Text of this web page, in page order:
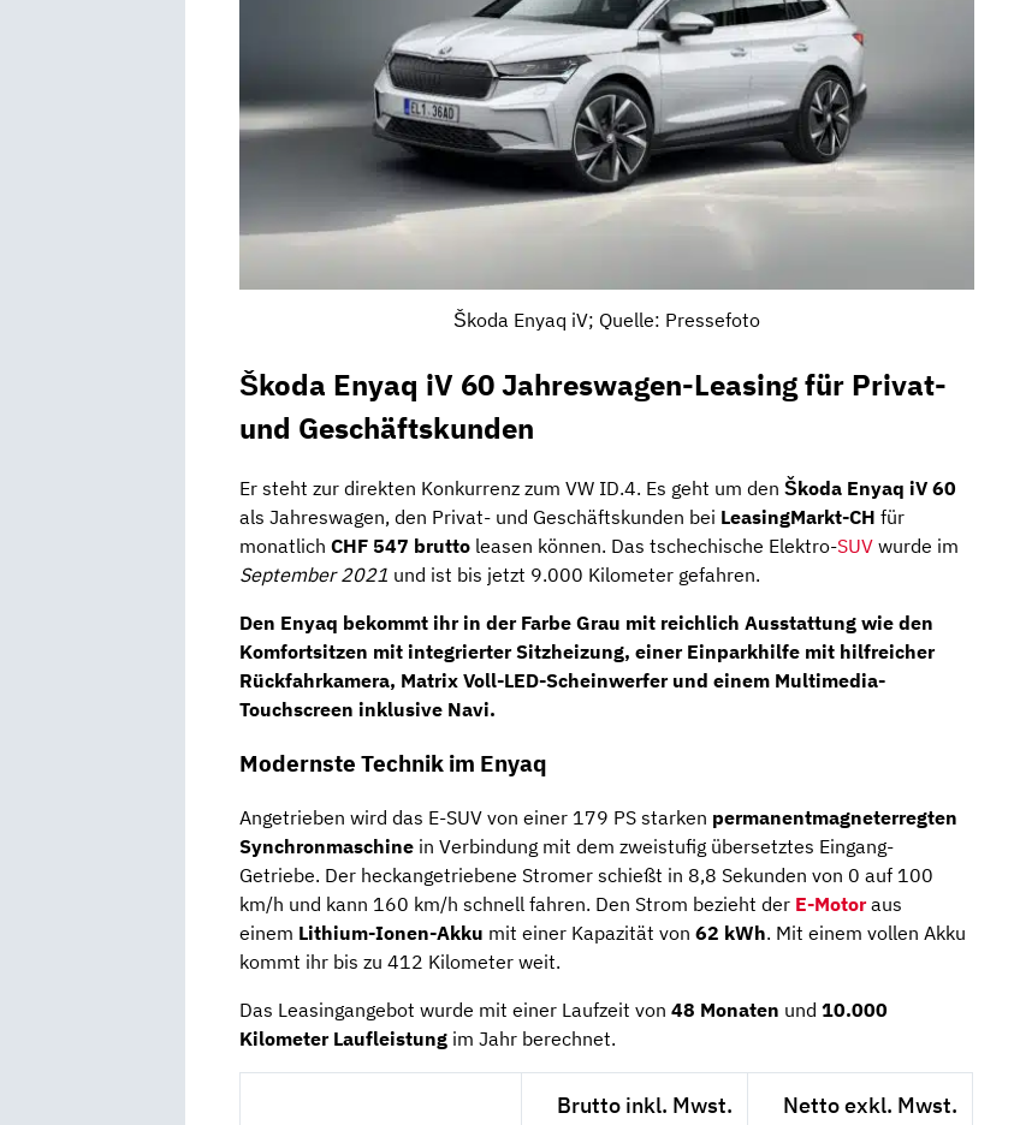
Škoda Enyaq iV; Quelle: Pressefoto
Škoda Enyaq iV 60 Jahreswagen-Leasing für Privat-
und Geschäftskunden
Er steht zur direkten Konkurrenz zum VW ID.4. Es geht um den Škoda Enyaq iV 60
als Jahreswagen, den Privat- und Geschäftskunden bei LeasingMarkt-CH für
monatlich CHF 547 brutto leasen können. Das tschechische Elektro-SUV wurde im
September 2021 und ist bis jetzt 9.000 Kilometer gefahren.
Den Enyaq bekommt ihr in der Farbe Grau mit reichlich Ausstattung wie den
Komfortsitzen mit integrierterSitzheizung, einer Einparkhilfe mit hilfreicher
Rückfahrkamera, Matrix Voll-LED-Scheinwerferund einem Multimedia-
Touchscreen inklusive Navi.
Modernste Technik im Enyaq
Angetrieben wird das E-SUV von einer 179 PS starken permanentmagneterregten
Synchronmaschine in Verbindung mit dem zweistufig übersetztes Eingang-
Getriebe. Der heckangetriebene Stromer schießt in 8,8 Sekunden von 0 auf 100
km/h und kann 160 km/h schnell fahren. Den Strom bezieht der E-Motoraus
einem Lithium-Ionen-Akku mit einer Kapazität von 62 kWh. Mit einem vollen Akku
kommt ihr bis zu 412 Kilometer weit.
Das Leasingangebot wurde mit einer Laufzeit von 48 Monaten und 10.000
Kilometer Laufleistung im Jahr berechnet.
Brutto inkl. Mwst. Netto exkl. Mwst.